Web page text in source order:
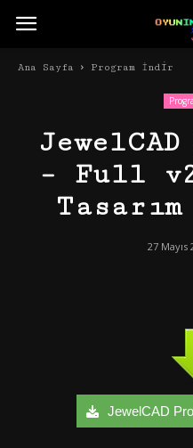
Ana Sayfa Program İndir
– Full
27 Mayıs
JewelCAD